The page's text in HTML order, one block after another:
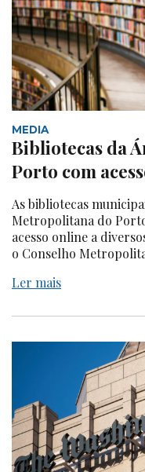
MEDIA
Bibliotecas da
Porto com
As bibliotecas
Metropolitana do
acesso online a
o Conselho
Ler mais